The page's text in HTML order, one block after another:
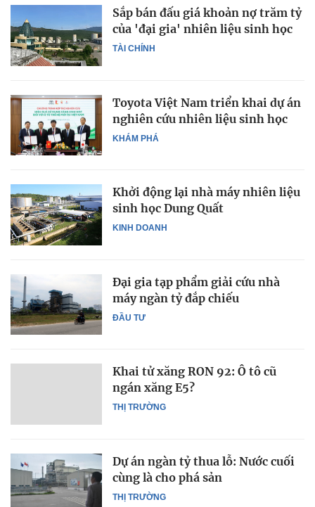
TÀI CHÍNH
Sắp bán đấu giá khoản nợ trăm tỷ
của 'đại gia' nhiên liệu sinh học
KHÁM PHÁ
Toyota Việt Nam triển khai dự án
nghiên cứu nhiên liệu sinh học
KINH DOANH
Khởi động lại nhà máy nhiên liệu
sinh học Dung Quất
ĐẦU TƯ
Đại gia tạp phẩm giải cứu nhà
máy ngàn tỷ đắp chiếu
THỊ TRƯỜNG
Khai tử xăng RON 92: Ô tô cũ
ngán xăng E5?
THỊ TRƯỜNG
Dự án ngàn tỷ thua lỗ: Nước cuối
cùng là cho phá sản